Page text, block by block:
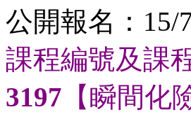
公開報名：15/7
課程編號及課
3197 【瞬間化